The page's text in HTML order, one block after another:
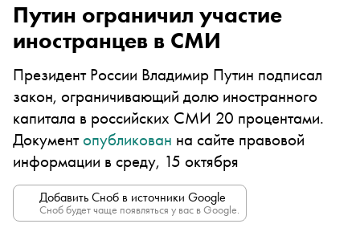
Путин ограничил участие
иностранцев в СМИ
Президент России Владимир Путин подписал
закон, ограничивающий долю иностранного
капитала в российских СМИ 20 процентами.
Документопубликован на сайте правовой
информации в среду, 15 октября
Добавить Сноб в источники Google
Сноб будет чаще появляться у вас в Google.